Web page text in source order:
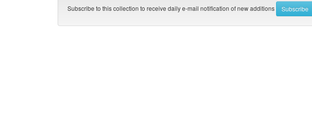
Subscribe to this collection to receive daily e-mail notification of new additions